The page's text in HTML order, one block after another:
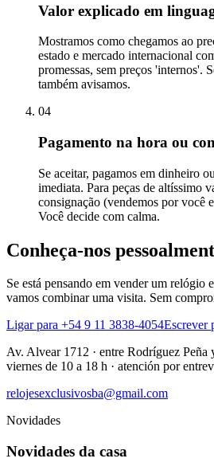
Valor explicado em
Mostramos como chegamos ao
estado e mercado internacional
promessas, sem preços 'internos'.
também avisamos.
04
Pagamento na hora ou
Se aceitar, pagamos em dinheiro
imediata. Para peças de altíssimo
consignação (vendemos por você
Você decide com calma.
Conheça-nos
Se está pensando em vender um relógio
vamos combinar uma visita. Sem
Ligar para +54 9 11 3838-4054Escrever
Av. Alvear 1712 · entre Rodríguez Peña
viernes de 10 a 18 h · atención por
relojesexclusivosba@gmail.com
Novidades
Novidades da casa